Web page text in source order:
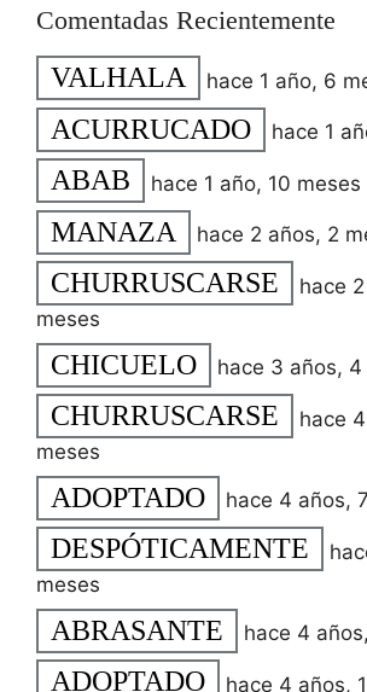
Comentadas Recientemente
VALHALA hace 1 año, 6
ACURRUCADO hace 1
ABAB hace 1 año, 10 meses
MANAZA hace 2 años, 2
CHURRUSCARSE
hace
meses
CHICUELO hace 3 años, 4
CHURRUSCARSE
hace
meses
ADOPTADO hace 4 años,
DESPÓTICAMENTE
meses
ABRASANTE hace 4
ADOPTADO hace 4 años,